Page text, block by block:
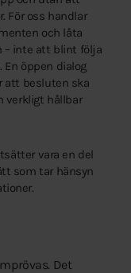
För oss handlar
och låta
– inte att blint följa
öppen dialog
att besluten ska
verkligt hållbar
vara en del
som tar hänsyn
Det